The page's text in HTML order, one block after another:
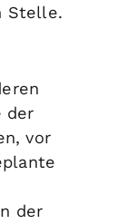
Stelle.
der
vor
der